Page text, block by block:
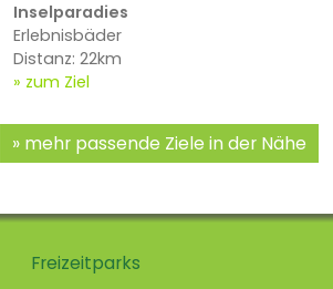
Inselparadies
Erlebnisbäder
Distanz: 22km
zum Ziel
mehr passende Ziele in der Nähe
Freizeitparks